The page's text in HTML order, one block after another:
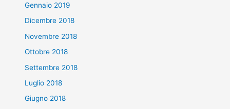
Gennaio 2019
Dicembre 2018
Novembre 2018
Ottobre 2018
Settembre 2018
Luglio 2018
Giugno 2018